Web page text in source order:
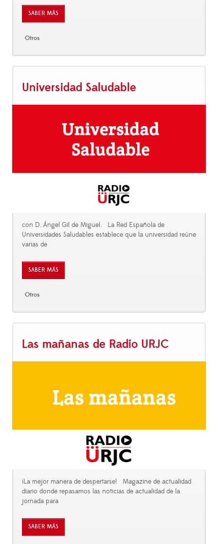
SABER MÁS
Otros
Universidad Saludable
con D. Ángel Gil de Miguel. La Red Española de
Universidades Saludables establece que la universidad reúne
varias de
SABER MÁS
Otros
Las mañanas de Radio URJC
¡La mejor manera de despertarse! Magazine de actualidad
diario donde repasamos las noticias de actualidad de la
jornada para
SABER MÁS